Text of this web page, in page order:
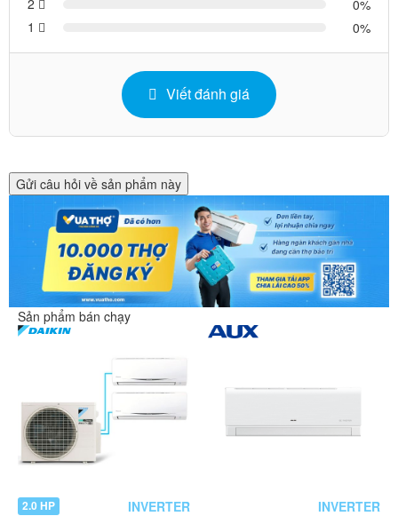
2
0
1
0
Viết đánh giá
Gửi câu hỏi về sản phẩm này
Sản phẩm bán chạy
2.0 HP INVERTER INVERTER